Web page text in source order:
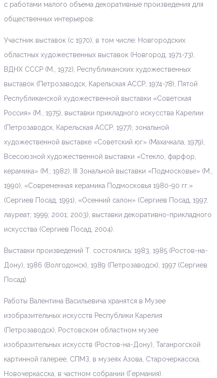
с работами малого объема декоративные произведения для
общественных интерьеров.
Участник выставок (с 1970), в том числе: Новгородских
областных художественных выставок (Новгород, 1971-73),
ВДНХ СССР (М., 1972), Республиканских художественных
выставок (Петрозаводск, Карельская АССР, 1974-78), Пятой
Республиканской художественной выставки «Советская
Россия» (М., 1975), выставки прикладного искусства Карелии
(Петрозаводск, Карельская АССР, 1977), зональной
художественной выставке «Советский юг» (Махачкала, 1979),
Всесоюзной художественной выставки «Стекло, фарфор,
керамика» (М., 1982), III Зональной выставки «Подмосковье» (М.,
1990), «Современная керамика Подмосковья 1980-90 гг.»
(Сергиев Посад, 1991), «Осенний салон» (Сергиев Посад, 1997,
лауреат; 1999; 2001; 2003), выставки декоративно-прикладного
искусства (Сергиев Посад, 2004).
Выставки произведений Т. состоялись: 1983, 1985 (Ростов-на-
Дону), 1986 (Волгодонск), 1989 (Петрозаводск), 1997 (Сергиев
Посад).
Работы Валентина Васильевича хранятся в Музее
изобразительных искусств Республики Карелия
(Петрозаводск), Ростовском областном музее
изобразительных искусств (Ростов-на-Дону), Таганрогской
картинной галерее, СПМЗ, в музеях Азова, Старочеркасска,
Новочеркасска, в частном собрании (Германия).